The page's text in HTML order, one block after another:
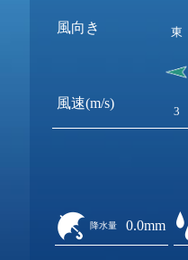
風向き
風速(m/s)
東
3
降水量 0.0mm